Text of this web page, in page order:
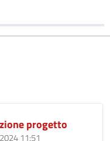
progetto
11:51